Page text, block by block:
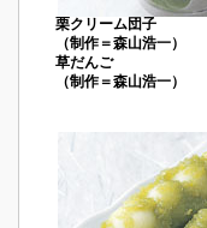
栗クリーム団子
（制作＝森山浩一）
草だんご
（制作＝森山浩一）